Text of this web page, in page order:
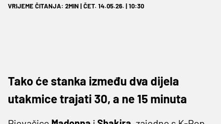
VRIJEME ČITANJA: 2MIN | ČET. 14.05.26. | 10:30
Tako će stanka između dva dijela
utakmice trajati 30, a ne 15 minuta